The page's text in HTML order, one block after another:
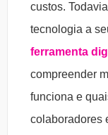
custos.
tecnologia a
ferramenta
compreender
funciona e
colaboradores